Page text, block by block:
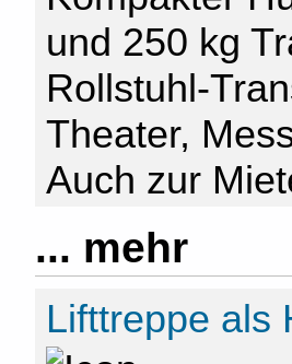
und 250 kg
Rollstuhl-
Theater,
Auch zur
... mehr
Lifttreppe als